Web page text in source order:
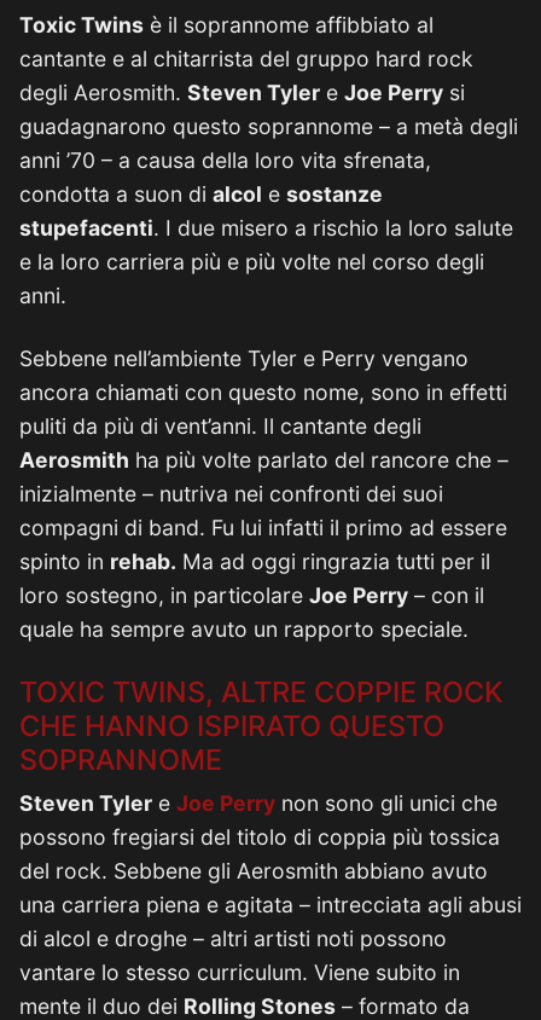
Toxic Twins è il soprannome affibbiato al
cantante e al chitarrista del gruppo hard rock
degli Aerosmith. Steven Tyler e Joe Perry si
guadagnarono questo soprannome – a metà degli
anni ’70 – a causa della loro vita sfrenata,
condotta a suon di alcol e sostanze
stupefacenti. I due misero a rischio la loro salute
e la loro carriera più e più volte nel corso degli
anni.
Sebbene nell’ambiente Tyler e Perry vengano
ancora chiamati con questo nome, sono in effetti
puliti da più di vent’anni. Il cantante degli
Aerosmith ha più volte parlato del rancore che –
inizialmente – nutriva nei confronti dei suoi
compagni di band. Fu lui infatti il primo ad essere
spinto in rehab. Ma ad oggi ringrazia tutti per il
loro sostegno, in particolare Joe Perry – con il
quale ha sempre avuto un rapporto speciale.
TOXIC TWINS, ALTRE COPPIE ROCK
CHE HANNO ISPIRATO QUESTO
SOPRANNOME
Steven Tyler e Joe Perry non sono gli unici che
possono fregiarsi del titolo di coppia più tossica
del rock. Sebbene gli Aerosmith abbiano avuto
una carriera piena e agitata – intrecciata agli abusi
di alcol e droghe – altri artisti noti possono
vantare lo stesso curriculum. Viene subito in
mente il duo dei Rolling Stones – formato da